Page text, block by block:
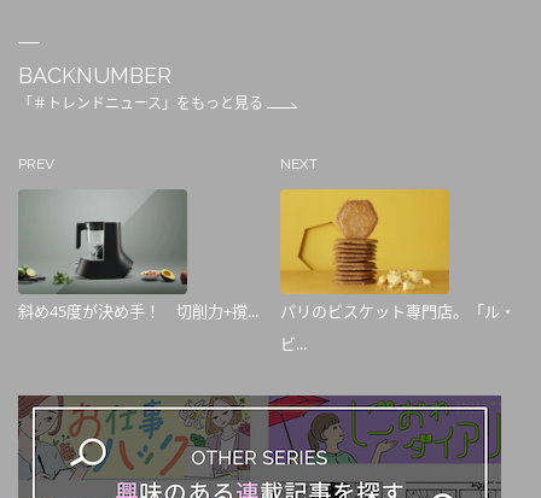
BACKNUMBER
「＃トレンドニュース」をもっと見る
PREV
斜め45度が決め手！ 切削力+撹...
NEXT
パリのビスケット専門店。「ル・
ビ...